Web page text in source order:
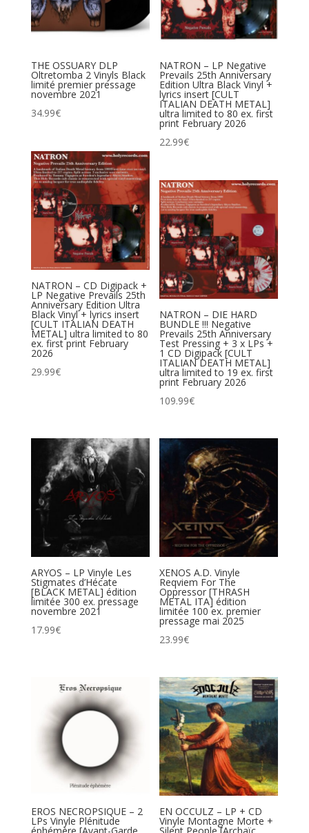
THE OSSUARY DLP
Oltretomba 2 Vinyls Black
limité premier pressage
novembre 2021
34.99€
NATRON – LP Negative
Prevails 25th Anniversary
Edition Ultra Black Vinyl +
lyrics insert [CULT
ITALIAN DEATH METAL]
ultra limited to 80 ex. first
print February 2026
22.99€
NATRON – CD Digipack +
LP Negative Prevails 25th
Anniversary Edition Ultra
Black Vinyl + lyrics insert
[CULT ITALIAN DEATH
METAL] ultra limited to 80
ex. first print February
2026
29.99€
NATRON – DIE HARD
BUNDLE !!! Negative
Prevails 25th Anniversary
Test Pressing + 3 x LPs +
1 CD Digipack [CULT
ITALIAN DEATH METAL]
ultra limited to 19 ex. first
print February 2026
109.99€
ARYOS – LP Vinyle Les
Stigmates d’Hécate
[BLACK METAL] édition
limitée 300 ex. pressage
novembre 2021
17.99€
XENOS A.D. Vinyle
Reqviem For The
Oppressor [THRASH
METAL ITA] édition
limitée 100 ex. premier
pressage mai 2025
23.99€
EROS NECROPSIQUE – 2
LPs Vinyle Plénitude
EN OCCULZ – LP + CD
Vinyle Montagne Morte +